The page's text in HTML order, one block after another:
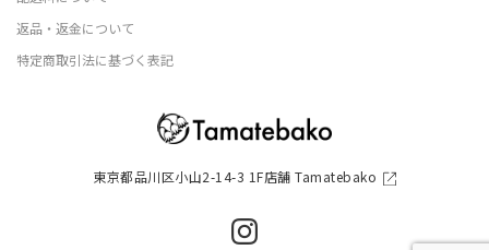
東京都品川区小山2-14-3 1F店舗 Tamatebako
返品・返金について
特定商取引法に基づく表記